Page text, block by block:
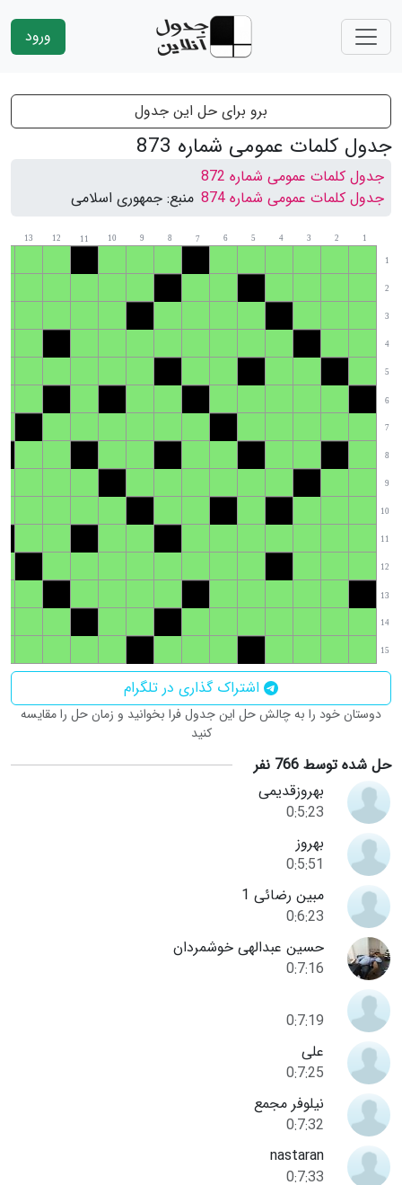
ورود
برو برای حل این جدول
جدول کلمات عمومی شماره 873
جدول کلمات عمومی شماره 872
جدول کلمات عمومی شماره 874
منبع: جمهوری اسلامی
1
1
2
3
4
5
6
7
8
9
10
11
12
13
2
3
4
5
6
7
8
9
10
11
12
13
14
15
اشتراک گذاری در تلگرام
دوستان خود را به چالش حل این جدول فرا بخوانید و زمان حل را مقایسه
کنید
حل شده توسط 766 نفر
بهروزقدیمی
0:5:23
بهروز
0:5:51
مبین رضائی 1
0:6:23
حسین عبدالهی خوشمردان
0:7:16
0:7:19
علی
0:7:25
نیلوفر مجمع
0:7:32
nastaran
0:7:33